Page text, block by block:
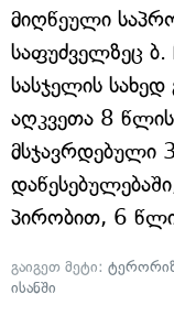
მიღწეული
საფუძველზეც ბ.
სასჯელის
აღკვეთა 8
მსჯავრდებული
პირობით, 6
გაიგეთ მეტი:
ისანში